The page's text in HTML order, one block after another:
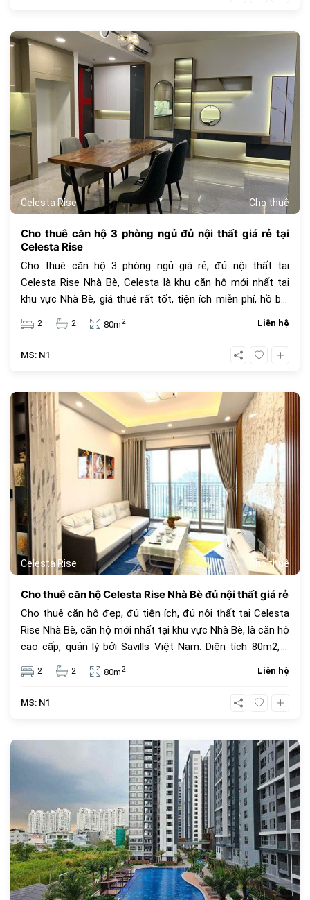
Celesta Rise Cho thuê
Cho thuê căn hộ 3 phòng ngủ đủ nội thất giá rẻ tại
Celesta Rise
Cho thuê căn hộ 3 phòng ngủ giá rẻ, đủ nội thất tại
Celesta Rise Nhà Bè, Celesta là khu căn hộ mới nhất tại
khu vực Nhà Bè, giá thuê rất tốt, tiện ích miễn phí, hồ bơi
nước mặn cao cấp, phòng gym sang trọng, không gian đi
bộ an toàn, liền kề Phú Mỹ Hưng Quân 7.
2 2 80m2 Liên hệ
MS: N1
Celesta Rise Cho thuê
594
Cho thuê căn hộ Celesta Rise Nhà Bè đủ nội thất giá rẻ
Cho thuê căn hộ đẹp, đủ tiện ích, đủ nội thất tại Celesta
Rise Nhà Bè, căn hộ mới nhất tại khu vực Nhà Bè, là căn hộ
cao cấp, quản lý bởi Savills Việt Nam. Diện tích 80m2, 2
phòng ngủ, 2 phòng tắm. Giá thuê 15 triệu đồng. Vị trí tháp
T1 căn hộ Celesta Rise Keppel Land.
2 2 80m2 Liên hệ
MS: N1
639